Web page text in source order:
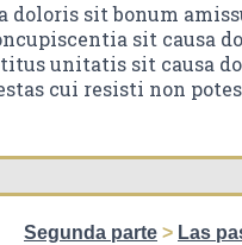
doloris sit bonum
sit causa
unitatis sit causa
cui resisti non
Segunda parte > Las